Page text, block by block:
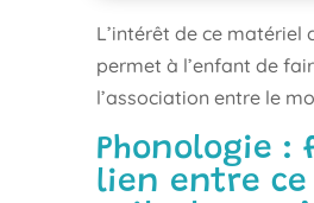
L’intérêt de ce matériel
permet à l’enfant de
l’association entre le
Phonologie :
lien entre ce